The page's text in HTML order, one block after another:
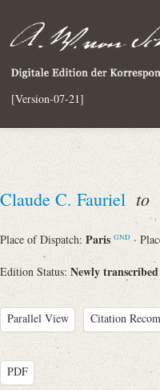
[Version-07-21]
Claude C. Fauriel to
Place of Dispatch: Paris GND ·
Edition Status: Newly
Parallel View Citation
PDF